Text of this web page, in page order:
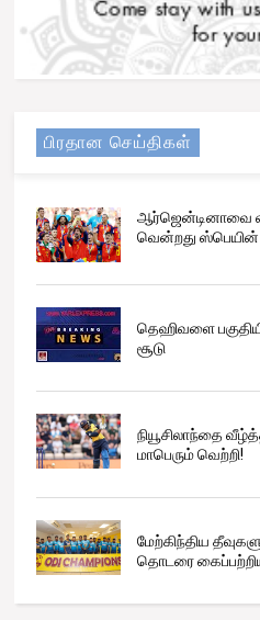
பிரதான செய்திகள்
ஆர்ஜென்டினாவை
வென்றது ஸ்பெயின்
தெஹிவளை
சூடு
நியூசிலாந்தை
மாபெரும் வெற்றி!
மேற்கிந்திய
தொடரை